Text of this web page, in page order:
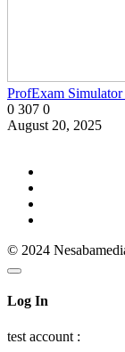
ProfExam
0 307 0
August 20, 2025
© 2024
Log In
test account :